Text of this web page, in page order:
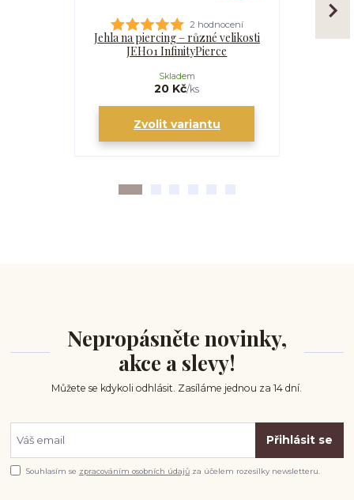
2 hodnocení
Jehla na piercing – různé velikosti
JEH01 InfinityPierce
20 Kč/ks
Skladem
Zvolit variantu
Nepropásněte novinky,
akce a slevy!
Můžete se kdykoli odhlásit. Zasíláme jednou za 14 dní.
Přihlásit se
Souhlasím se zpracováním osobních údajů za účelem rozesílky newsletteru.